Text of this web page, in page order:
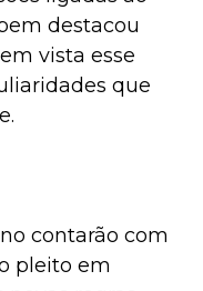
destacou
vista esse
que
contarão com
pleito em